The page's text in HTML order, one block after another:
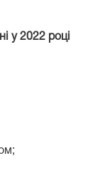
у 2022 році